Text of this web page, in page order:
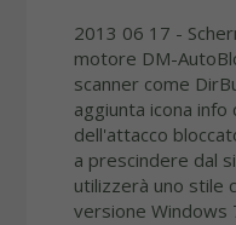
2013 06 17 -
motore DM-
scanner come
aggiunta icona
dell'attacco
a prescindere dal
utilizzerà uno stile
versione Windows